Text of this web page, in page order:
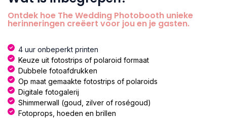
Ontdek hoe The Wedding Photobooth unieke
herinneringen creëert voor jou en je gasten.
4 uur onbeperkt printen
Keuze uit fotostrips of polaroid formaat
Dubbele fotoafdrukken
Op maat gemaakte fotostrips of polaroids
Digitale fotogalerij
Shimmerwall (goud, zilver of roségoud)
Fotoprops, hoeden en brillen